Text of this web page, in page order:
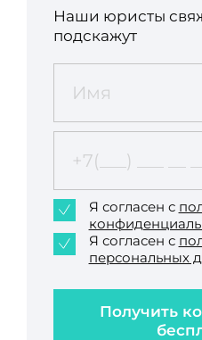
Наши юристы
подскажут
Получить
Я согласен с
Я согласен с
персональных